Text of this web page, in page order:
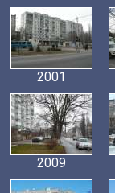
2001
2009